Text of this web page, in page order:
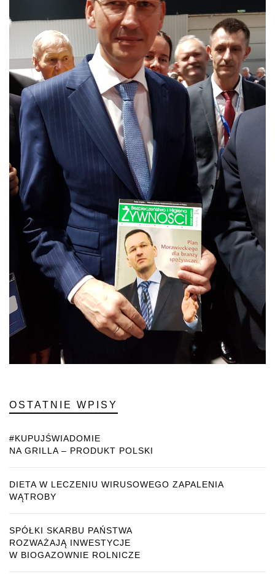
OSTATNIE WPISY
#KUPUJŚWIADOMIE
NA GRILLA – PRODUKT POLSKI
DIETA W LECZENIU WIRUSOWEGO ZAPALENIA
WĄTROBY
SPÓŁKI SKARBU PAŃSTWA
ROZWAŻAJĄ INWESTYCJE
W BIOGAZOWNIE ROLNICZE